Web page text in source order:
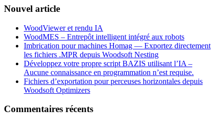
Nouvel article
WoodViewer et rendu IA
WoodMES – Entrepôt intelligent intégré aux robots
Imbrication pour machines Homag — Exportez directement
les fichiers .MPR depuis Woodsoft Nesting
Développez votre propre script BAZIS utilisant l’IA –
Aucune connaissance en programmation n’est requise.
Fichiers d’exportation pour perceuses horizontales depuis
Woodsoft Optimizers
Commentaires récents